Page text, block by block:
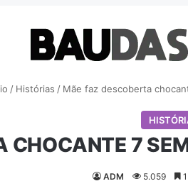
/ Histórias / Mãe faz descoberta
CHOCANTE 7
ADM 5.059 1